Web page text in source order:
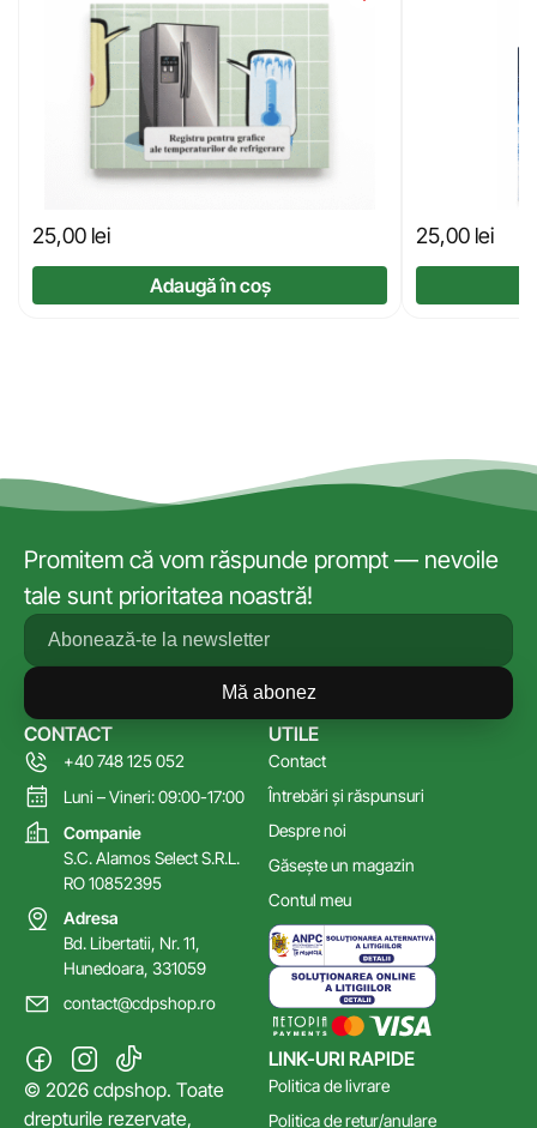
25,00 lei
Adaugă în coș
25,00 lei
Promitem că vom răspunde prompt — nevoile
tale sunt prioritatea noastră!
Mă abonez
LINK-URI RAPIDE
Politica de livrare
Politica de retur/anulare
UTILE
Contact
Întrebări și răspunsuri
Despre noi
Găsește un magazin
Contul meu
CONTACT
+40 748 125 052
Luni – Vineri: 09:00-17:00
Companie
S.C. Alamos Select S.R.L.
RO 10852395
Adresa
Bd. Libertatii, Nr. 11,
Hunedoara, 331059
contact@cdpshop.ro
© 2026 cdpshop. Toate
drepturile rezervate,